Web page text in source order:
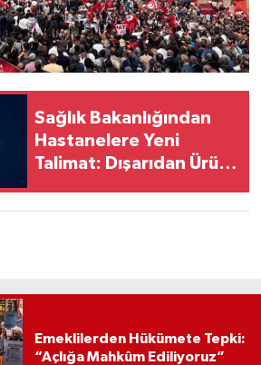
Sağlık Bakanlığından
Hastanelere Yeni
Talimat: Dışarıdan Ürün
Yapılacak
Emeklilerden Hükümete Tepki:
“Açlığa Mahkûm Ediliyoruz”